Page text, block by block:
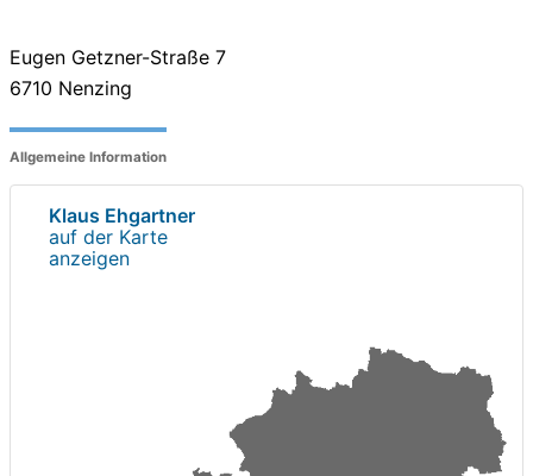
Eugen Getzner-Straße 7
6710 Nenzing
Allgemeine Information
Klaus Ehgartner
auf der Karte
anzeigen